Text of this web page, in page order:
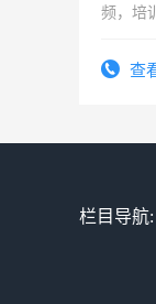
频，培
频，培
查
栏目导航: